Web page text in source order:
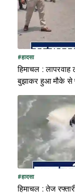
#हादसा
हिमाचल : लापरवाह
बुझाकर हुआ मौके से
#हादसा
हिमाचल : तेज